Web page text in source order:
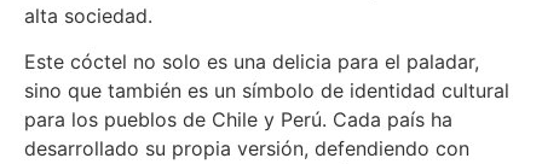
alta sociedad.
Este cóctel no solo es una delicia para el paladar,
sino que también es un símbolo de identidad cultural
para los pueblos de Chile y Perú. Cada país ha
desarrollado su propia versión, defendiendo con